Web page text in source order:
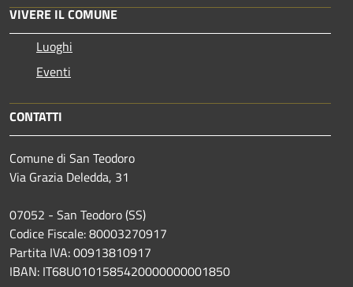
VIVERE IL COMUNE
Luoghi
Eventi
CONTATTI
Comune di San Teodoro
Via Grazia Deledda, 31
07052 - San Teodoro (SS)
Codice Fiscale: 80003270917
Partita IVA: 00913810917
IBAN: IT68U0101585420000000001850